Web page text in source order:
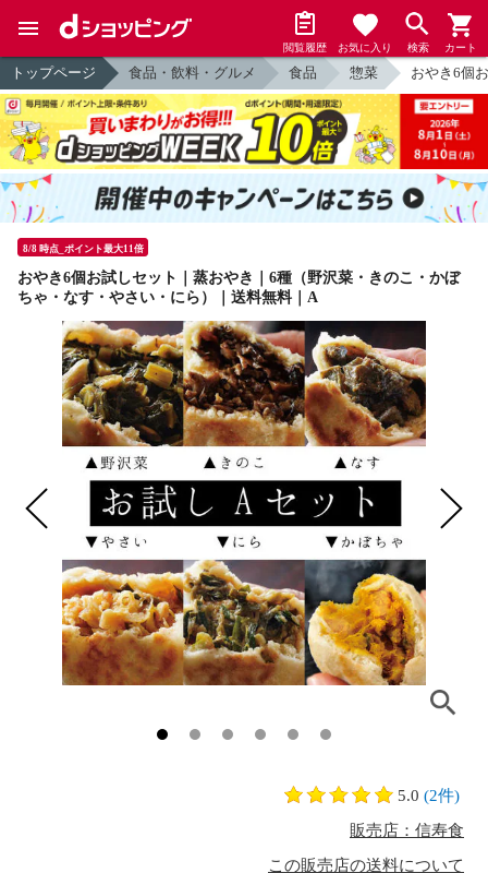
閲覧履歴 お気に入り 検索 カート
トップページ 食品・飲料・グルメ 食品 惣菜 おやき6個
8/8 時点_ポイント最大11倍
おやき6個お試しセット｜蒸おやき｜6種（野沢菜・きのこ・かぼ
ちゃ・なす・やさい・にら）｜送料無料｜A
5.0 (2件)
販売店：信寿食
この販売店の送料について